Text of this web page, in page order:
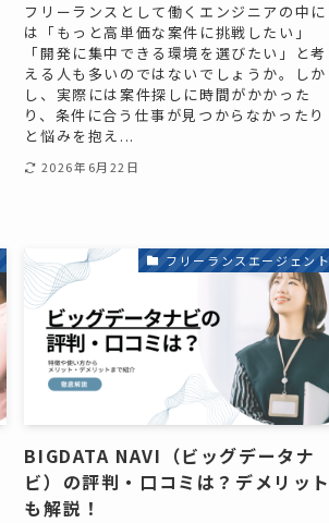
フリーランスとして働くエンジニアの中に
は「もっと高単価な案件に挑戦したい」
「開発に集中できる環境を選びたい」と考
える人も多いのではないでしょうか。しか
し、実際には案件探しに時間がかかった
り、条件に合う仕事が見つからなかったり
と悩みを抱え...
2026年6月22日
フリーランスエージェント
BIGDATA NAVI（ビッグデータナ
ビ）の評判・口コミは？デメリット
も解説！